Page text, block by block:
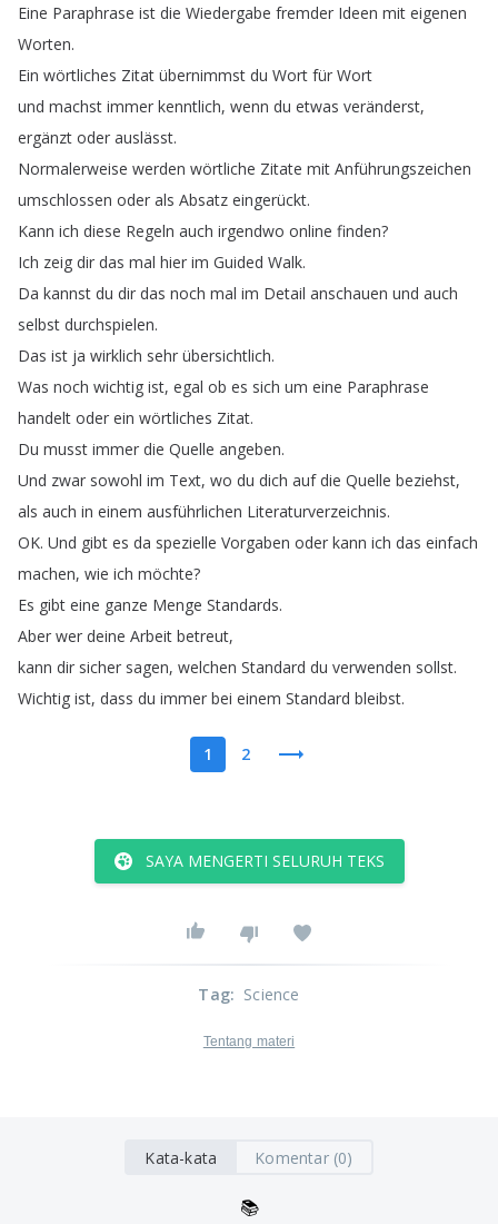
Eine Paraphrase ist die Wiedergabe fremder Ideen mit eigenen
Worten.
Ein wörtliches Zitat übernimmst du Wort für Wort
und machst immer kenntlich, wenn du etwas veränderst,
ergänzt oder auslässt.
Normalerweise werden wörtliche Zitate mit Anführungszeichen
umschlossen oder als Absatz eingerückt.
Kann ich diese Regeln auch irgendwo online finden?
Ich zeig dir das mal hier im Guided Walk.
Da kannst du dir das noch mal im Detail anschauen und auch
selbst durchspielen.
Das ist ja wirklich sehr übersichtlich.
Was noch wichtig ist, egal ob es sich um eine Paraphrase
handelt oder ein wörtliches Zitat.
Du musst immer die Quelle angeben.
Und zwar sowohl im Text, wo du dich auf die Quelle beziehst,
als auch in einem ausführlichen Literaturverzeichnis.
OK. Und gibt es da spezielle Vorgaben oder kann ich das einfach
machen, wie ich möchte?
Es gibt eine ganze Menge Standards.
Aber wer deine Arbeit betreut,
kann dir sicher sagen, welchen Standard du verwenden sollst.
Wichtig ist, dass du immer bei einem Standard bleibst.
1 2
SAYA MENGERTI SELURUH TEKS
Tag: Science
Tentang materi
Kata-kata Komentar (0)
📚